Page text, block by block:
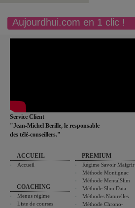
Aujourdhui.com en 1 clic !
Service Client
"Jean-Michel Berille, le responsable
des télé-conseillers."
ACCUEIL
Accueil
COACHING
Menus régime
Liste de courses
PREMIUM
Régime Savoir Maigrir
Méthode Montignac
Méthode MentalSlim
Méthode Slim Data
Méthodes Naturelles
Méthode Chrono-